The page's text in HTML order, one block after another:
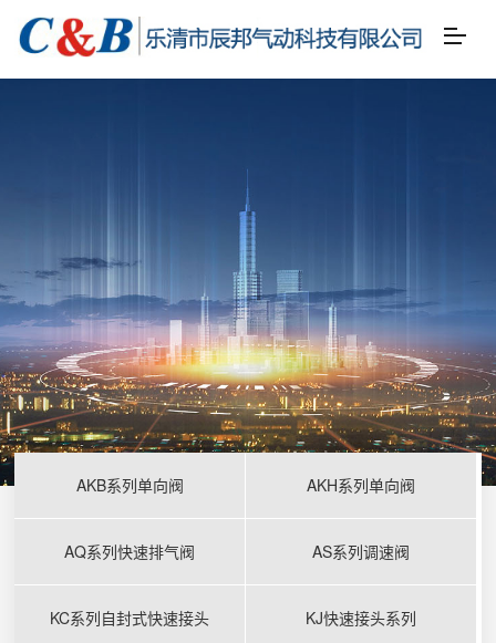
AKB系列单向阀 AKH系列单向阀
AQ系列快速排气阀 AS系列调速阀
KC系列自封式快速接头 KJ快速接头系列